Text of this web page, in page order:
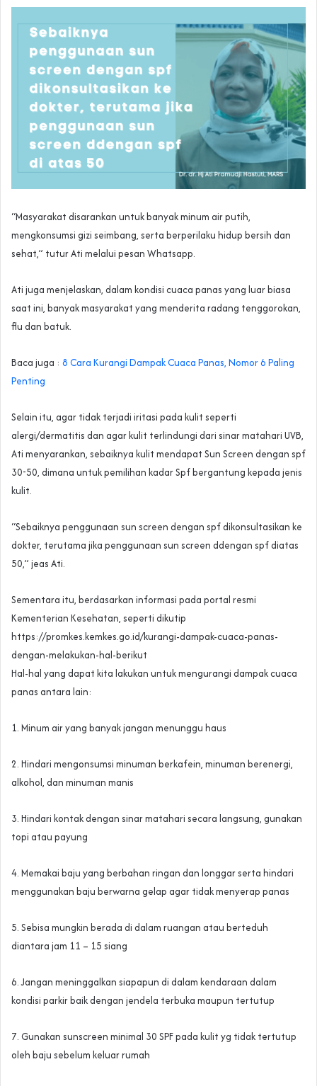
“Masyarakat disarankan untuk banyak minum air putih,
mengkonsumsi gizi seimbang, serta berperilaku hidup bersih dan
sehat,” tutur Ati melalui pesan Whatsapp.
Ati juga menjelaskan, dalam kondisi cuaca panas yang luar biasa
saat ini, banyak masyarakat yang menderita radang tenggorokan,
flu dan batuk.
Baca juga : 8 Cara Kurangi Dampak Cuaca Panas, Nomor 6 Paling
Penting
Selain itu, agar tidak terjadi iritasi pada kulit seperti
alergi/dermatitis dan agar kulit terlindungi dari sinar matahari UVB,
Ati menyarankan, sebaiknya kulit mendapat Sun Screen dengan spf
30-50, dimana untuk pemilihan kadar Spf bergantung kepada jenis
kulit.
“Sebaiknya penggunaan sun screen dengan spf dikonsultasikan ke
dokter, terutama jika penggunaan sun screen ddengan spf diatas
50,” jeas Ati.
Sementara itu, berdasarkan informasi pada portal resmi
Kementerian Kesehatan, seperti dikutip
https://promkes.kemkes.go.id/kurangi-dampak-cuaca-panas-
dengan-melakukan-hal-berikut
Hal-hal yang dapat kita lakukan untuk mengurangi dampak cuaca
panas antara lain:
1. Minum air yang banyak jangan menunggu haus
2. Hindari mengonsumsi minuman berkafein, minuman berenergi,
alkohol, dan minuman manis
3. Hindari kontak dengan sinar matahari secara langsung, gunakan
topi atau payung
4. Memakai baju yang berbahan ringan dan longgar serta hindari
menggunakan baju berwarna gelap agar tidak menyerap panas
5. Sebisa mungkin berada di dalam ruangan atau berteduh
diantara jam 11 – 15 siang
6. Jangan meninggalkan siapapun di dalam kendaraan dalam
kondisi parkir baik dengan jendela terbuka maupun tertutup
7. Gunakan sunscreen minimal 30 SPF pada kulit yg tidak tertutup
oleh baju sebelum keluar rumah